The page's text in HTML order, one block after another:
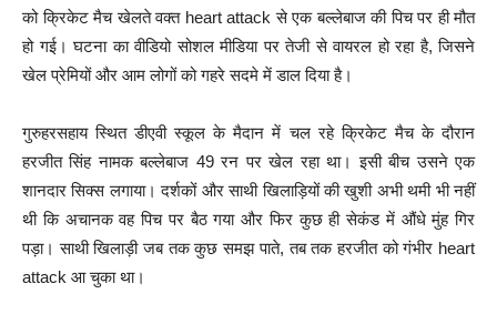
को क्रिकेट मैच खेलते वक्त heart attack से एक बल्लेबाज की पिच पर ही मौत
हो गई। घटना का वीडियो सोशल मीडिया पर तेजी से वायरल हो रहा है, जिसने
खेल प्रेमियों और आम लोगों को गहरे सदमे में डाल दिया है।
गुरुहरसहाय स्थित डीएवी स्कूल के मैदान में चल रहे क्रिकेट मैच के दौरान
हरजीत सिंह नामक बल्लेबाज 49 रन पर खेल रहा था। इसी बीच उसने एक
शानदार सिक्स लगाया। दर्शकों और साथी खिलाड़ियों की खुशी अभी थमी भी नहीं
थी कि अचानक वह पिच पर बैठ गया और फिर कुछ ही सेकंड में औंधे मुंह गिर
पड़ा। साथी खिलाड़ी जब तक कुछ समझ पाते, तब तक हरजीत को गंभीर heart
attack आ चुका था।